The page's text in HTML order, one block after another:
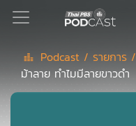
Podcast
Podcast / รายการ /
ม้าลาย ทำไมมีลายขาวดำ